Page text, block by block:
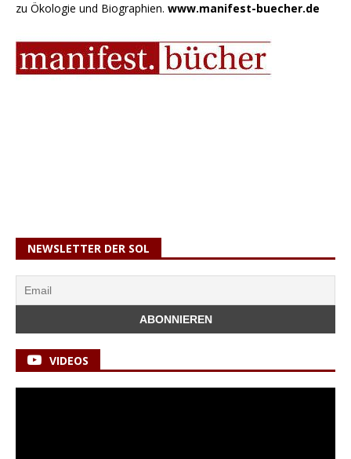
zu Ökologie und Biographien. www.manifest-buecher.de
NEWSLETTER DER SOL
VIDEOS